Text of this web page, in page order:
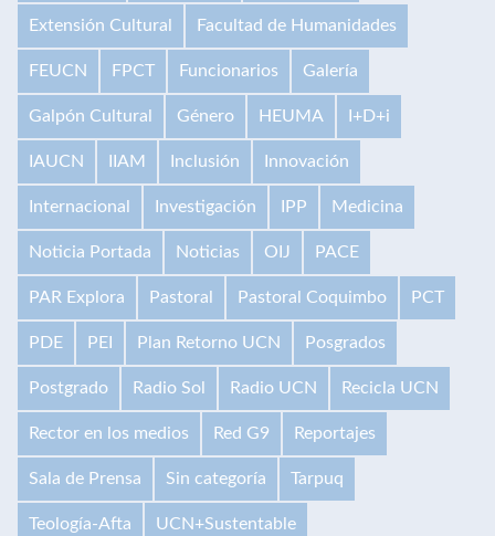
Extensión Cultural Facultad de Humanidades
FEUCN FPCT Funcionarios Galería
Galpón Cultural Género HEUMA I+D+i
IAUCN IIAM Inclusión Innovación
Internacional Investigación IPP Medicina
Noticia Portada Noticias OIJ PACE
PAR Explora Pastoral Pastoral Coquimbo PCT
PDE PEI Plan Retorno UCN Posgrados
Postgrado Radio Sol Radio UCN Recicla UCN
Rector en los medios Red G9 Reportajes
Sala de Prensa Sin categoría Tarpuq
Teología-Afta UCN+Sustentable